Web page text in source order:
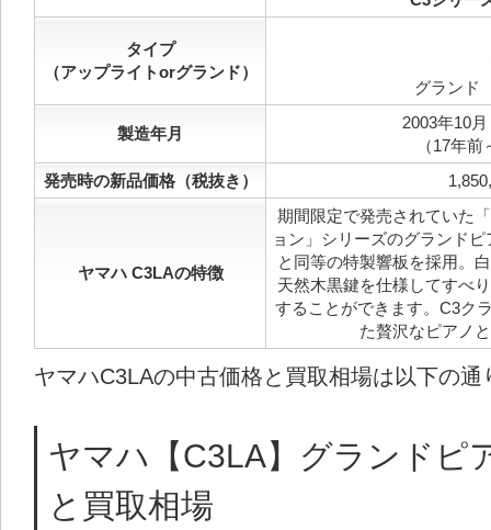
タイプ
（アップライトorグランド）
グランド
製造年月
2003年10
（17年
発売時の新品価格（税抜き）
ヤマハ C3LAの特徴
期間限定で発売されていた
ョン」シリーズのグランド
と同等の特製響板を採用。
天然木黒鍵を仕様してすべ
することができます。C3ク
た贅沢なピアノ
ヤマハC3LAの中古価格と買取相場は以下の通
ヤマハ【C3LA】グランドピ
と買取相場